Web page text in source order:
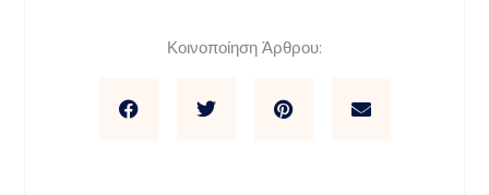
Κοινοποίηση Άρθρου: